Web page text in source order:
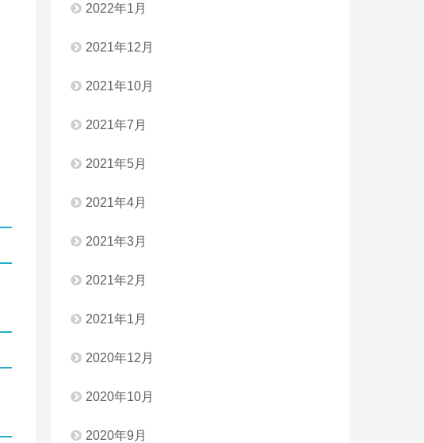
2022年1月
2021年12月
2021年10月
2021年7月
2021年5月
2021年4月
2021年3月
2021年2月
2021年1月
2020年12月
2020年10月
2020年9月